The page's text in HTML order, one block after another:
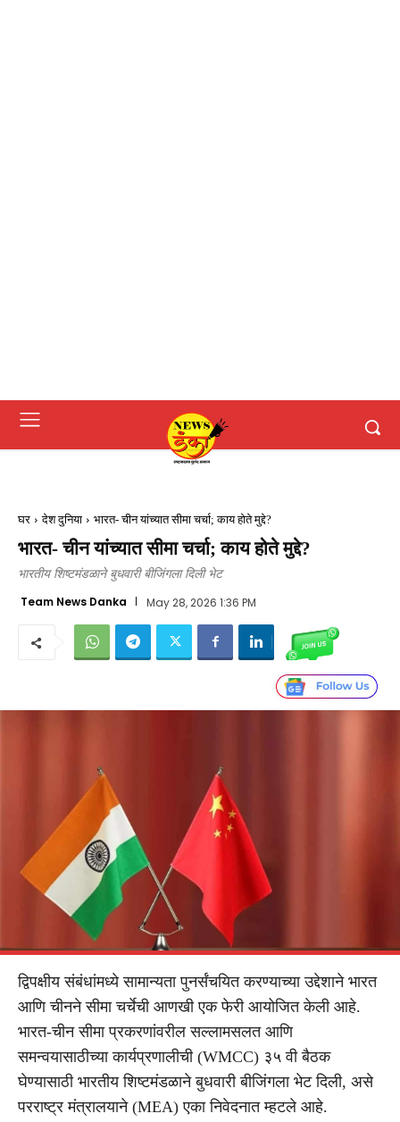
घर देश दुनिया भारत- चीन यांच्यात सीमा चर्चा; काय होते मुद्दे?
भारत- चीन यांच्यात सीमा चर्चा; काय होते मुद्दे?
भारतीय शिष्टमंडळाने बुधवारी बीजिंगला दिली भेट
Team News Danka May 28, 2026 1:36 PM
द्विपक्षीय संबंधांमध्ये सामान्यता पुनर्संचयित करण्याच्या उद्देशाने भारत
आणि चीनने सीमा चर्चेची आणखी एक फेरी आयोजित केली आहे.
भारत-चीन सीमा प्रकरणांवरील सल्लामसलत आणि
समन्वयासाठीच्या कार्यप्रणालीची (WMCC) ३५ वी बैठक
घेण्यासाठी भारतीय शिष्टमंडळाने बुधवारी बीजिंगला भेट दिली, असे
परराष्ट्र मंत्रालयाने (MEA) एका निवेदनात म्हटले आहे.